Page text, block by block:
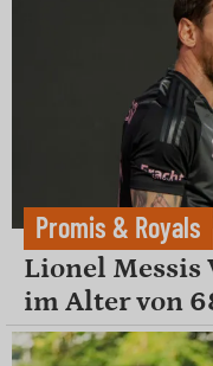
Promis & Royals
Lionel Messis
im Alter von